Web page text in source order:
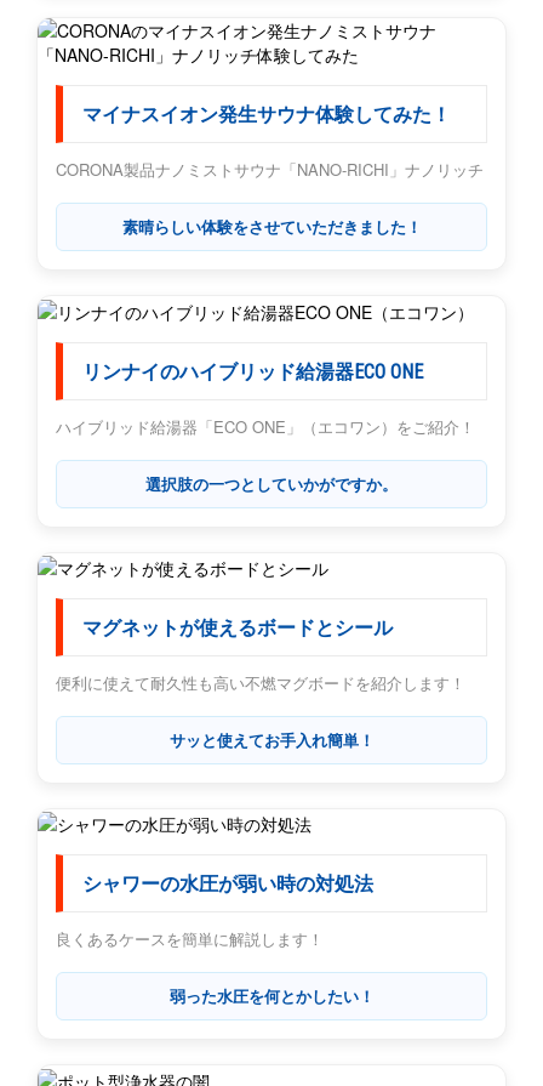
マイナスイオン発生サウナ体験してみた！
CORONA製品ナノミストサウナ「NANO-RICHI」ナノリッチ
素晴らしい体験をさせていただきました！
リンナイのハイブリッド給湯器ECO ONE
ハイブリッド給湯器「ECO ONE」（エコワン）をご紹介！
選択肢の一つとしていかがですか。
マグネットが使えるボードとシール
便利に使えて耐久性も高い不燃マグボードを紹介します！
サッと使えてお手入れ簡単！
シャワーの水圧が弱い時の対処法
良くあるケースを簡単に解説します！
弱った水圧を何とかしたい！